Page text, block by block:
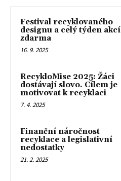
Festival recyklovaného
designu a celý týden akcí
zdarma
16. 9. 2025
RecykloMise 2025: Žáci
dostávají slovo. Cílem je
motivovat k recyklaci
7. 4. 2025
Finanční náročnost
recyklace a legislativní
nedostatky
21. 2. 2025